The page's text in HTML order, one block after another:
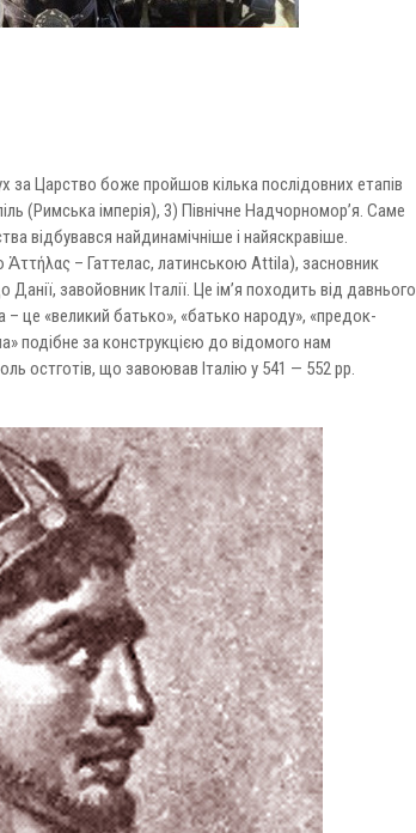
Царство боже пройшов кілька послідовних етапів
(Римська імперія), 3) Північне Надчорномор’я. Саме
відбувався найдинамічніше і найяскравіше.
– Гаттелас, латинською Attila), засновник
Данії, завойовник Італії. Це ім’я походить від давнього
це «великий батько», «батько народу», «предок-
подібне за конструкцією до відомого нам
остготів, що завоював Італію у 541 — 552 рр.